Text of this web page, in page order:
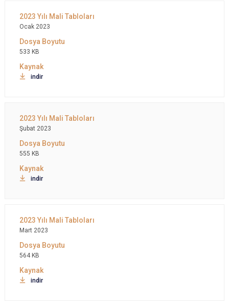
Ocak 2023
533 KB
indir
Şubat 2023
555 KB
indir
Mart 2023
564 KB
indir